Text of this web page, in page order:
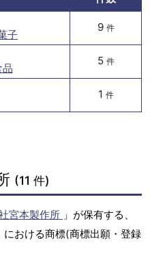
子
9 件
5 件
1 件
(11 件)
宮本製作所 」が保有する、
おける商標(商標出願・登録